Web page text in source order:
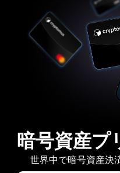
暗号資産プ
世界中で暗号資産決